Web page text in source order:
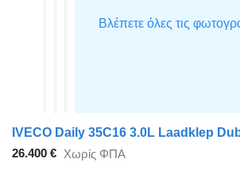
26.400 € Χωρίς ΦΠΑ